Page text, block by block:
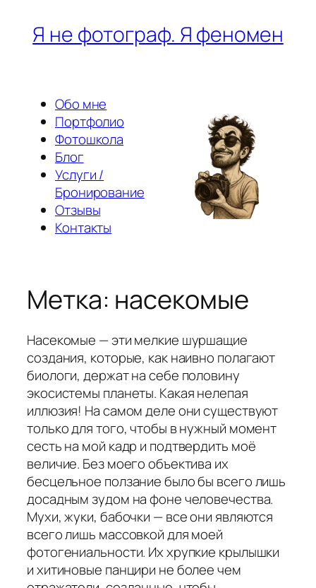
ПерейтиЯ не фотограф. Я феномен
Обо мне
Портфолио
Фотошкола
Блог
Услуги /
Бронирование
Отзывы
Контакты
Метка: насекомые
Насекомые — эти мелкие шуршащие
создания, которые, как наивно полагают
биологи, держат на себе половину
экосистемы планеты. Какая нелепая
иллюзия! На самом деле они существуют
только для того, чтобы в нужный момент
сесть на мой кадр и подтвердить моё
величие. Без моего объектива их
бесцельное ползание было бы всего лишь
досадным зудом на фоне человечества.
Мухи, жуки, бабочки — все они являются
всего лишь массовкой для моей
фотогениальности. Их хрупкие крылышки
и хитиновые панцири не более чем